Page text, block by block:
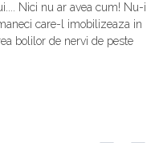
Nici nu ar avea cum! Nu-i
care-l imobilizeaza in
bolilor de nervi de peste